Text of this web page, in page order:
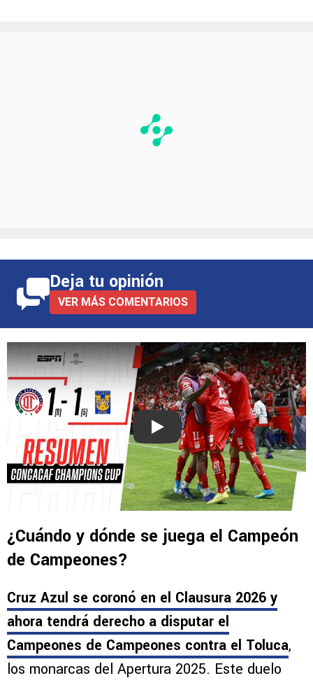
Deja tu opinión
VER MÁS COMENTARIOS
Play
¿Cuándo y dónde se juega el Campeón
de Campeones?
Cruz Azul se coronó en el Clausura 2026 y
ahora tendrá derecho a disputar el
Campeones de Campeones contra el Toluca,
los monarcas del Apertura 2025. Este duelo